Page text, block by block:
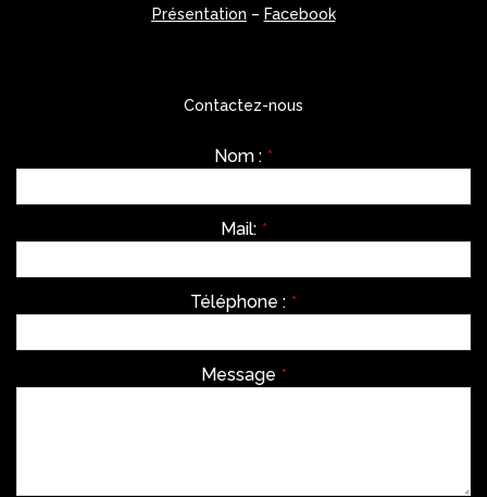
Présentation – Facebook
Contactez-nous
Nom : *
Mail: *
Téléphone : *
Message *